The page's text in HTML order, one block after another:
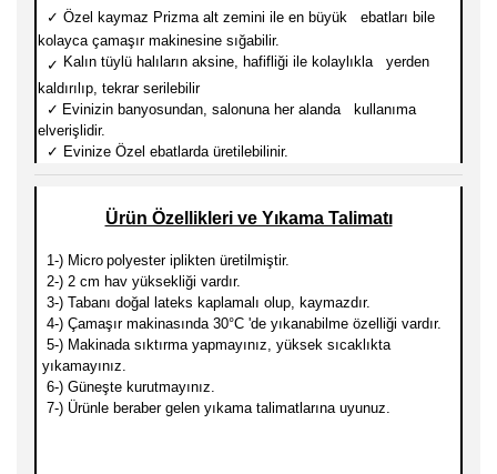
✓ Özel kaymaz Prizma alt zemini ile en büyük ebatları bile
kolayca çamaşır makinesine sığabilir.
✓ Kalın tüylü halıların aksine, hafifliği ile kolaylıkla yerden
kaldırılıp, tekrar serilebilir
✓ Evinizin banyosundan, salonuna her alanda kullanıma
elverişlidir.
✓ Evinize Özel ebatlarda üretilebilinir.
Ürün Özellikleri ve Yıkama Talimatı
1-) Micro polyester iplikten üretilmiştir.
2-) 2 cm hav yüksekliği vardır.
3-) Tabanı doğal lateks kaplamalı olup, kaymazdır.
4-) Çamaşır makinasında 30°C 'de yıkanabilme özelliği vardır.
5-) Makinada sıktırma yapmayınız, yüksek sıcaklıkta
yıkamayınız.
6-) Güneşte kurutmayınız.
7-) Ürünle beraber gelen yıkama talimatlarına uyunuz.